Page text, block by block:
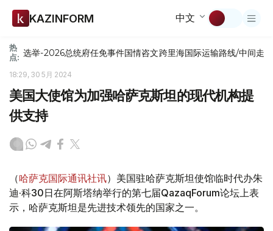
KAZINFORM 中文
热
点: 选举-2026总统府任免事件国情咨文跨里海国际运输路线/中间走廊
18:29, 30 5月 2024
美国大使馆为加强哈萨克斯坦的现代机构提
供支持
（哈萨克国际通讯社讯）美国驻哈萨克斯坦使馆临时代办朱
迪·科30日在阿斯塔纳举行的第七届QazaqForum论坛上表
示，哈萨克斯坦是先进技术领先的国家之一。